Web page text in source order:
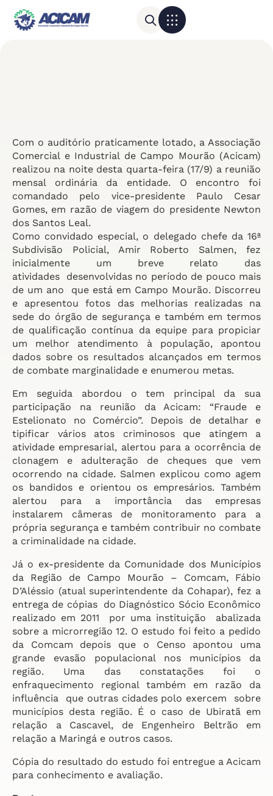
Com o auditório praticamente lotado, a Associação
Comercial e Industrial de Campo Mourão (Acicam)
realizou na noite desta quarta-feira (17/9) a reunião
mensal ordinária da entidade. O encontro foi
comandado pelo vice-presidente Paulo Cesar
Gomes, em razão de viagem do presidente Newton
dos Santos Leal.
Como convidado especial, o delegado chefe da 16ª
Subdivisão Policial, Amir Roberto Salmen, fez
inicialmente um breve relato das
atividades desenvolvidas no período de pouco mais
de um ano que está em Campo Mourão. Discorreu
e apresentou fotos das melhorias realizadas na
sede do órgão de segurança e também em termos
de qualificação contínua da equipe para propiciar
um melhor atendimento à população, apontou
dados sobre os resultados alcançados em termos
de combate marginalidade e enumerou metas.
Em seguida abordou o tem principal da sua
participação na reunião da Acicam: “Fraude e
Estelionato no Comércio”. Depois de detalhar e
tipificar vários atos criminosos que atingem a
atividade empresarial, alertou para a ocorrência de
clonagem e adulteração de cheques que vem
ocorrendo na cidade. Salmen explicou como agem
os bandidos e orientou os empresários. Também
alertou para a importância das empresas
instalarem câmeras de monitoramento para a
própria segurança e também contribuir no combate
a criminalidade na cidade.
Já o ex-presidente da Comunidade dos Municípios
da Região de Campo Mourão – Comcam, Fábio
D’Aléssio (atual superintendente da Cohapar), fez a
entrega de cópias do Diagnóstico Sócio Econômico
realizado em 2011 por uma instituição abalizada
sobre a microrregião 12. O estudo foi feito a pedido
da Comcam depois que o Censo apontou uma
grande evasão populacional nos municípios da
região. Uma das constatações foi o
enfraquecimento regional também em razão da
influência que outras cidades polo exercem sobre
municípios desta região. É o caso de Ubiratã em
relação a Cascavel, de Engenheiro Beltrão em
relação a Maringá e outros casos.
Cópia do resultado do estudo foi entregue a Acicam
para conhecimento e avaliação.